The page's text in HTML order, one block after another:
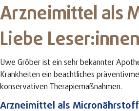
Arzneimittel als
Liebe
Uwe Gröber ist ein sehr bekannter
Krankheiten ein beachtliches
konservativen Therapiemaßnahmen.
Arzneimittel als